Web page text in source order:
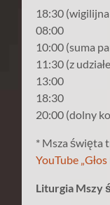
18:30
08:00
10:00 (suma
11:30 (z
13:00
18:30
20:00 (dolny
* Msza święta
YouTube
Liturgia Mszy